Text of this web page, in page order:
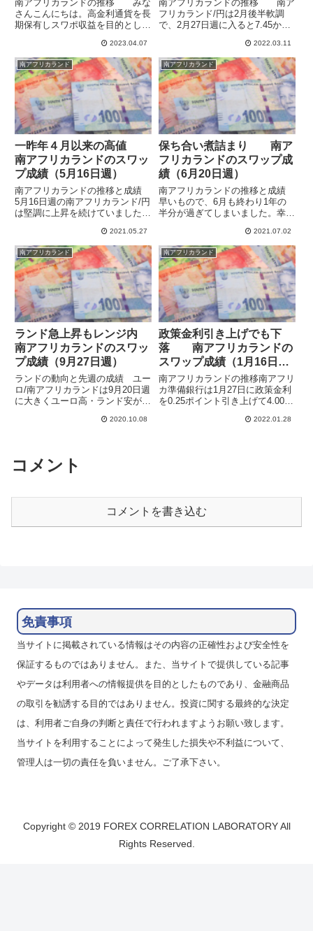
南アフリカランドの推移 みな
さんこんにちは。高金利通貨を長
期保有しスワポ収益を目的とした
備銀行は3月30日に政策金利を
0.50%引き上げて7.75%として、
南アフリカランドも上昇しました
が、4月に入ると反落と...
2023.04.07
南アフリカランドの推移 南ア
フリカランド/円は2月後半軟調
で、2月27日週に入ると7.45から
7.45まで戻して終了しました。3
月6日週には反転上昇となり、昨
年6月と10月の高値を結んだ長期
の上値抵抗線（...
2022.03.11
南アフリカランド
一昨年４月以来の高値
南アフリカランドのスワッ
プ成績（5月16日週）
南アフリカランドの推移と成績
5月16日週の南アフリカランド/円
は堅調に上昇を続けていました
が発表された後7.82まで上昇し、
2019年12月27日につけた高値に
ならびました。週が明けた23日
週も引き続き上昇し...
2021.05.27
南アフリカランド
保ち合い煮詰まり 南ア
フリカランドのスワップ成
績（6月20日週）
南アフリカランドの推移と成績
早いもので、6月も終わり1年の
半分が過ぎてしまいました。幸い
ランドは堅調で、そこそこ利益が
出ています。6月7日に8.16の高値
をつけた南アフリカランド/円で
すが、その後は反落して、...
2021.07.02
南アフリカランド
ランド急上昇もレンジ内
南アフリカランドのスワッ
プ成績（9月27日週）
ランドの動向と先週の成績 ユー
ロ/南アフリカランドは9月20日週
に大きくユーロ高・ランド安が進
てユーロ安・ランド高となってい
ルトップ形成を期待してい...
2020.10.08
南アフリカランド
政策金利引き上げでも下
落 南アフリカランドの
スワップ成績（1月16日
週）
南アフリカランドの推移南アフリ
カ準備銀行は1月27日に政策金利
を0.25ポイント引き上げて4.00％
が、利上げ発表後に南アフリカラ
2022.01.28
コメント
コメントを書き込む
免責事項
当サイトに掲載されている情報はその内容の正確性および安全性を
保証するものではありません。また、当サイトで提供している記事
やデータは利用者への情報提供を目的としたものであり、金融商品
の取引を勧誘する目的ではありません。投資に関する最終的な決定
は、利用者ご自身の判断と責任で行われますようお願い致します。
当サイトを利用することによって発生した損失や不利益について、
管理人は一切の責任を負いません。ご了承下さい。
Copyright © 2019 FOREX CORRELATION LABORATORY All
Rights Reserved.